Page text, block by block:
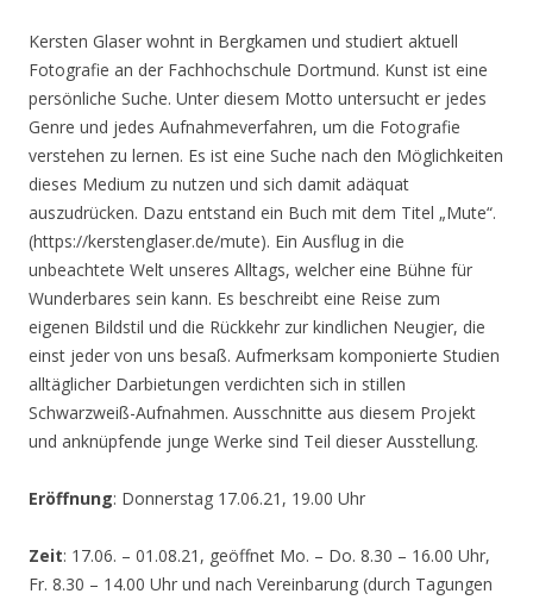
Kersten Glaser wohnt in Bergkamen und studiert aktuell
Fotografie an der Fachhochschule Dortmund. Kunst ist eine
persönliche Suche. Unter diesem Motto untersucht er jedes
Genre und jedes Aufnahmeverfahren, um die Fotografie
verstehen zu lernen. Es ist eine Suche nach den Möglichkeiten
dieses Medium zu nutzen und sich damit adäquat
auszudrücken. Dazu entstand ein Buch mit dem Titel „Mute“.
(https://kerstenglaser.de/mute). Ein Ausflug in die
unbeachtete Welt unseres Alltags, welcher eine Bühne für
Wunderbares sein kann. Es beschreibt eine Reise zum
eigenen Bildstil und die Rückkehr zur kindlichen Neugier, die
einst jeder von uns besaß. Aufmerksam komponierte Studien
alltäglicher Darbietungen verdichten sich in stillen
Schwarzweiß-Aufnahmen. Ausschnitte aus diesem Projekt
und anknüpfende junge Werke sind Teil dieser Ausstellung.
Eröffnung: Donnerstag 17.06.21, 19.00 Uhr
Zeit: 17.06. – 01.08.21, geöffnet Mo. – Do. 8.30 – 16.00 Uhr,
Fr. 8.30 – 14.00 Uhr und nach Vereinbarung (durch Tagungen